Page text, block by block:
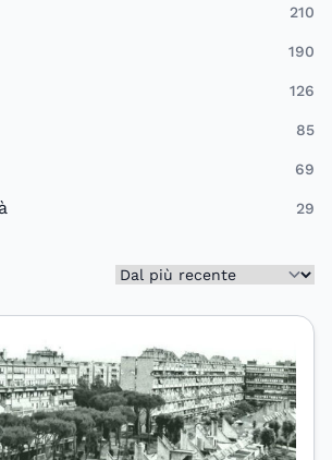
210
190
126
85
69
29
Seleziona ordinamento
Ordina